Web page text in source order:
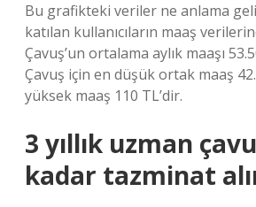
Bu grafikteki veriler ne anlama
katılan kullanıcıların maaş
Çavuş’un ortalama aylık maaşı
Çavuş için en düşük ortak maaş
yüksek maaş 110 TL’dir.
3 yıllık uzman
kadar tazminat